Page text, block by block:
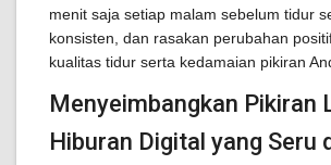
menit saja setiap malam sebelum tidur
konsisten, dan rasakan perubahan
kualitas tidur serta kedamaian pikiran
Menyeimbangkan Pikiran
Hiburan Digital yang Seru